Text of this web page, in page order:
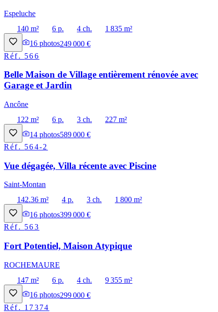
Espeluche
140 m²
6 p. 4 ch.
1 835 m²
16 photos249 000 €
Réf. 566
Belle Maison de Village entièrement rénovée avec
Garage et Jardin
Ancône
122 m²
6 p. 3 ch.
227 m²
14 photos589 000 €
Réf. 564-2
Vue dégagée, Villa récente avec Piscine
Saint-Montan
142.36 m²
4 p. 3 ch.
1 800 m²
16 photos399 000 €
Réf. 563
Fort Potentiel, Maison Atypique
ROCHEMAURE
147 m²
6 p. 4 ch.
9 355 m²
16 photos299 000 €
Réf. 17374